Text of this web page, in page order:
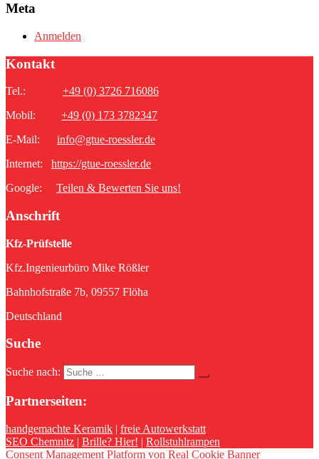
Meta
Anmelden
Kontakt
Tel.: +49 (0) 3726 716086
Mobil: +49 (0) 173 3782347
E-Mail: info@gtue-roessler.de
Internet: https://gtue-roessler.de
Google: Teilen & Bewerten Sie uns!
Anschrift
Kfz-Prüfstelle
Kfz.Ingenieurbüro Mike Rößler
Bahnhofstraße 7b, 09557 Flöha
Deutschland
Suche
Suche nach:
Partnerseiten:
handgemachte Keramik | freie Autowerkstatt
SEO Chemnitz | Brille? Hier! | Rollstuhlrampen
Consent Management Platform von Real Cookie Banner